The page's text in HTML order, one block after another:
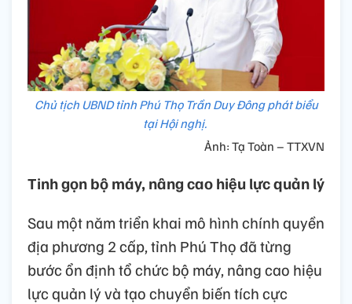
Chủ tịch UBND tỉnh Phú Thọ Trần Duy Đông phát biểu
tại Hội nghị.
Ảnh: Tạ Toàn – TTXVN
Tinh gọn bộ máy, nâng cao hiệu lực quản lý
Sau một năm triển khai mô hình chính quyền
địa phương 2 cấp, tỉnh Phú Thọ đã từng
bước ổn định tổ chức bộ máy, nâng cao hiệu
lực quản lý và tạo chuyển biến tích cực